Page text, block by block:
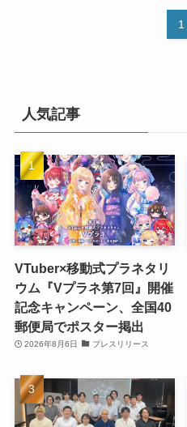
1
人気記事
VTuber×移動式プラネタリ
ウム『Vプラネ第7回』開催
記念キャンペーン、全国40
郵便局でポスター掲出
2026年8月6日 プレスリリース